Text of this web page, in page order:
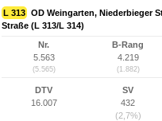
L 313 OD Weingarten, Niederbieger
Straße (L 313/L 314)
Nr.
5.563
(5.565)
B-Rang
4.219
(1.882)
DTV
16.007
SV
432
(2,7%)